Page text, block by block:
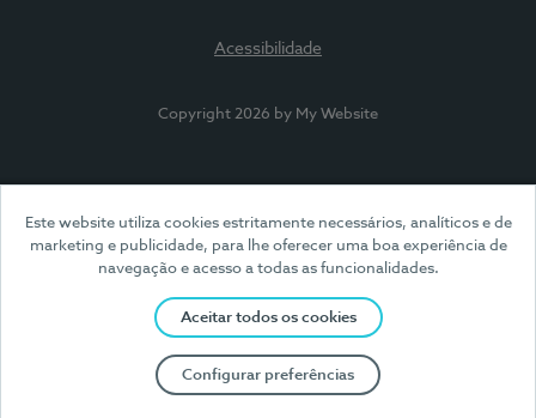
Este website utiliza cookies estritamente necessários, analíticos e de
marketing e publicidade, para lhe oferecer uma boa experiência de
navegação e acesso a todas as funcionalidades.
Aceitar todos os cookies
Configurar preferências
Acessibilidade
Copyright 2026 by My Website